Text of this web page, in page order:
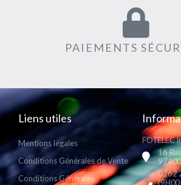
PAIEMENTS
Liens utiles
Mentions légales
Conditions Générales de Vente
Conditions Générales
FOTELEC
16
0262